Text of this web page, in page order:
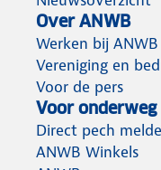
Over ANWB
Werken bij ANWB
Vereniging en
Voor de pers
Voor onderweg
Direct pech
ANWB Winkels